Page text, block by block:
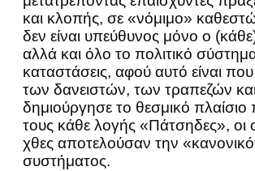
και κλοπής, σε «νόμιμο»
δεν είναι υπεύθυνος μόνο ο
αλλά και όλο το πολιτικό σύστημα
καταστάσεις, αφού αυτό είναι που
των δανειστών, των τραπεζών
δημιούργησε το θεσμικό
τους κάθε λογής «Πάτσηδες», οι
χθες αποτελούσαν την
συστήματος.